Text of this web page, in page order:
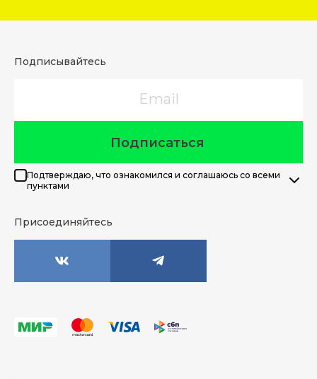
Подписывайтесь
Подписаться
Подтверждаю, что ознакомился и соглашаюсь со всеми
пунктами
Присоединяйтесь